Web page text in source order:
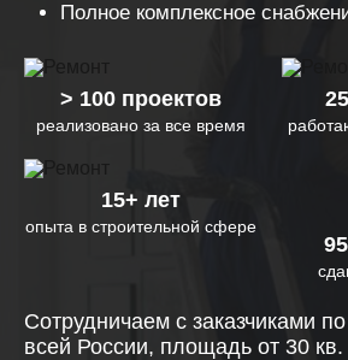
Полное комплексное
> 100 проектов
реализовано за все время
15+ лет
опыта в строительной сфере
Сотрудничаем с заказчиками по
всей России, площадь от 30